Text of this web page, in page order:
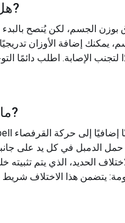
?
بوزن الجسم، لكن يُنصح
يمكنك إضافة الأوزان
?